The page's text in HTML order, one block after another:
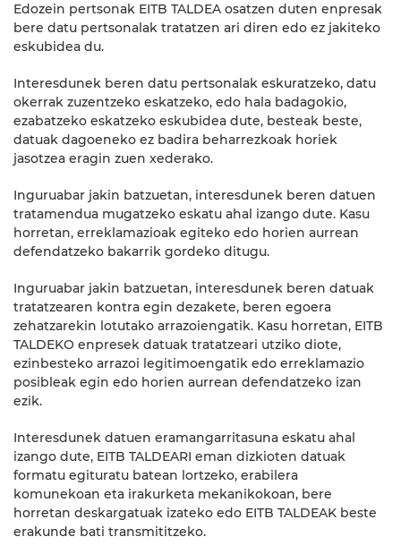
Edozein pertsonak EITB TALDEA osatzen duten enpresak
bere datu pertsonalak tratatzen ari diren edo ez jakiteko
eskubidea du.
Interesdunek beren datu pertsonalak eskuratzeko, datu
okerrak zuzentzeko eskatzeko, edo hala badagokio,
ezabatzeko eskatzeko eskubidea dute, besteak beste,
datuak dagoeneko ez badira beharrezkoak horiek
jasotzea eragin zuen xederako.
Inguruabar jakin batzuetan, interesdunek beren datuen
tratamendua mugatzeko eskatu ahal izango dute. Kasu
horretan, erreklamazioak egiteko edo horien aurrean
defendatzeko bakarrik gordeko ditugu.
Inguruabar jakin batzuetan, interesdunek beren datuak
tratatzearen kontra egin dezakete, beren egoera
zehatzarekin lotutako arrazoiengatik. Kasu horretan, EITB
TALDEKO enpresek datuak tratatzeari utziko diote,
ezinbesteko arrazoi legitimoengatik edo erreklamazio
posibleak egin edo horien aurrean defendatzeko izan
ezik.
Interesdunek datuen eramangarritasuna eskatu ahal
izango dute, EITB TALDEARI eman dizkioten datuak
formatu egituratu batean lortzeko, erabilera
komunekoan eta irakurketa mekanikokoan, bere
horretan deskargatuak izateko edo EITB TALDEAK beste
erakunde bati transmititzeko.